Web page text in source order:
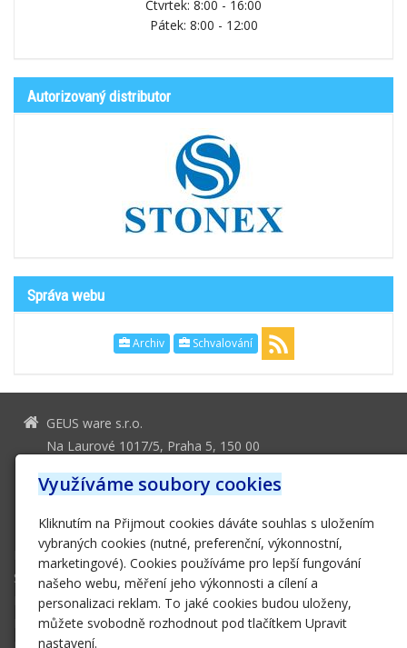
Čtvrtek: 8:00 - 16:00
Pátek: 8:00 - 12:00
Autorizovaný distributor
Správa webu
Archiv Schvalování
GEUS ware s.r.o.
Na Laurové 1017/5, Praha 5, 150 00
geus@geus.cz
251 555 556
251 552 161
Domů
Software
Hardware
E-SHOP
Využíváme soubory cookies
Kliknutím na Přijmout cookies dáváte souhlas s uložením
vybraných cookies (nutné, preferenční, výkonnostní,
marketingové). Cookies používáme pro lepší fungování
našeho webu, měření jeho výkonnosti a cílení a
personalizaci reklam. To jaké cookies budou uloženy,
můžete svobodně rozhodnout pod tlačítkem Upravit
nastavení.